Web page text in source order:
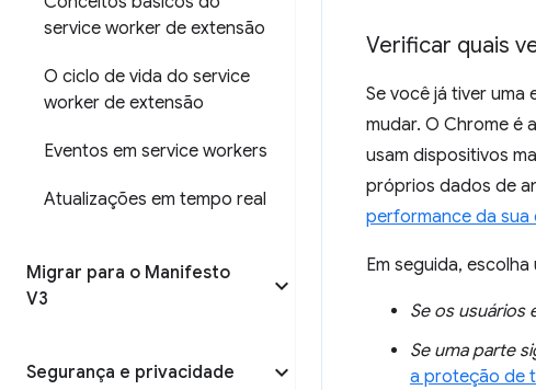
service worker de extensão
O ciclo de vida do service
worker de extensão
Eventos em service workers
Atualizações em tempo real
Migrar para o Manifesto
V3
Segurança e privacidade
Verificar quais
Se você já tiver
mudar. O Chrome é
usam dispositivos
próprios dados de
performance da sua
Em seguida, escolha
Se os usuários
Se uma parte
a proteção de